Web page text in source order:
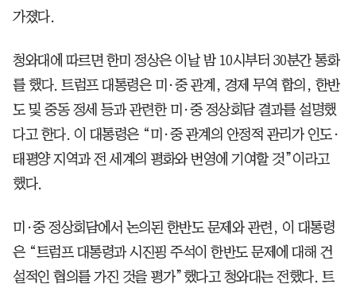
가졌다.
청와대에 따르면 한미 정상은 이날 밤 10시부터 30분간 통화
를 했다. 트럼프 대통령은 미·중 관계, 경제 무역 합의, 한반
도 및 중동 정세 등과 관련한 미·중 정상회담 결과를 설명했
다고 한다. 이 대통령은 “미·중 관계의 안정적 관리가 인도·
태평양 지역과 전 세계의 평화와 번영에 기여할 것”이라고
했다.
미·중 정상회담에서 논의된 한반도 문제와 관련, 이 대통령
은 “트럼프 대통령과 시진핑 주석이 한반도 문제에 대해 건
설적인 협의를 가진 것을 평가”했다고 청와대는 전했다. 트